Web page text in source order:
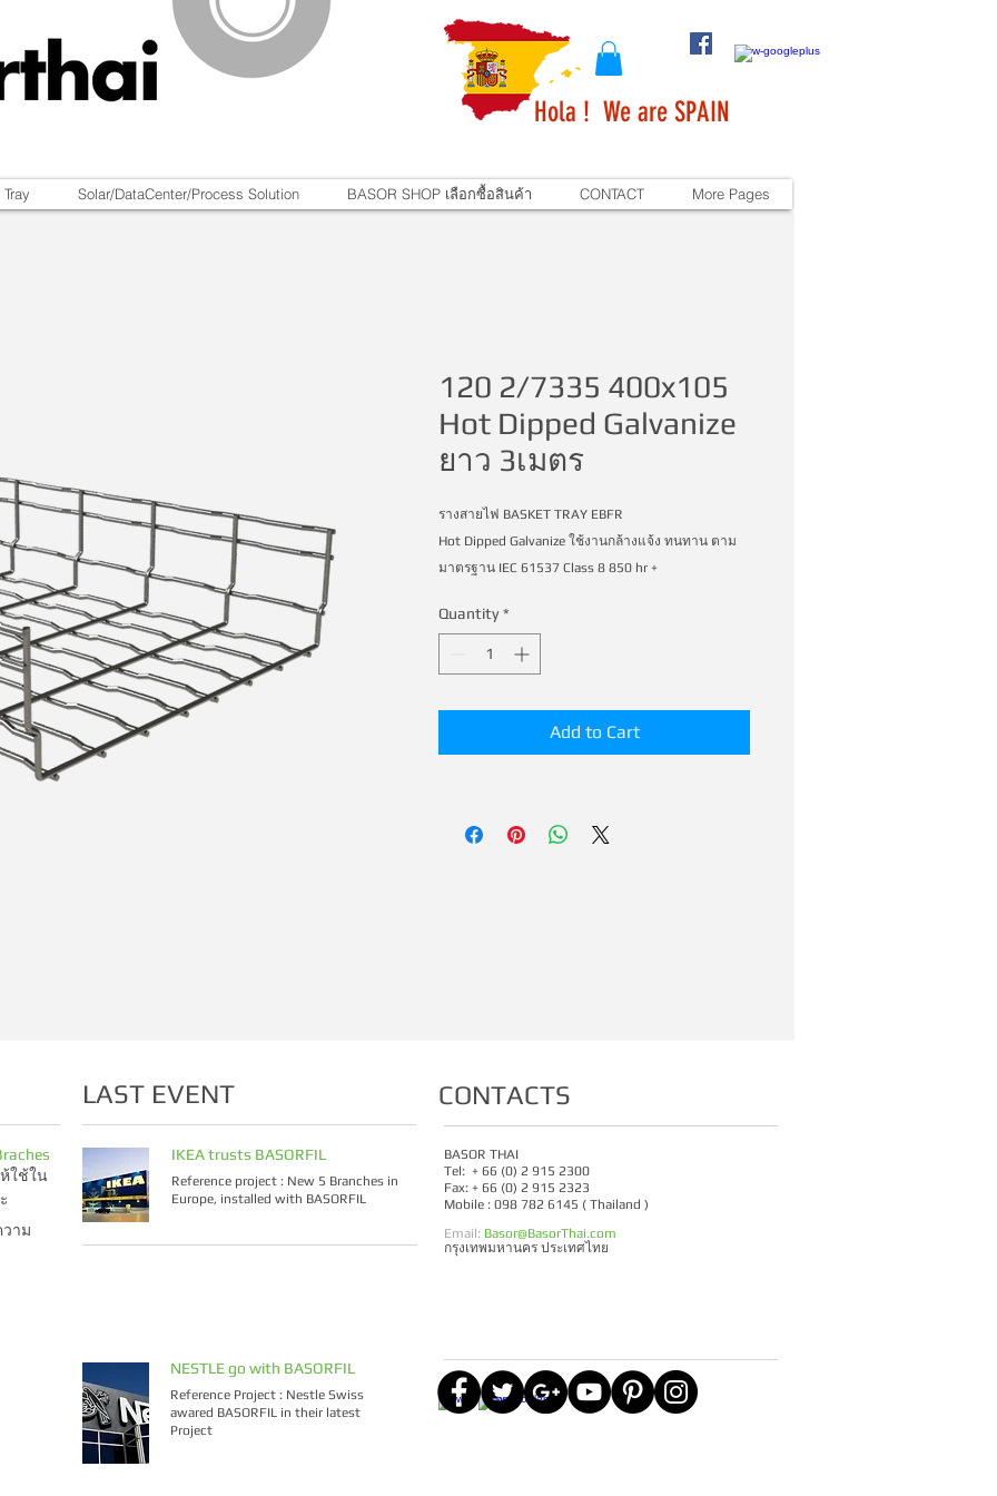
Hola ! We are SPAIN
Solar/DataCenter/Process Solution BASOR SHOP เลือกซื้อสินค้า CONTACT More Pages
120 2/7335 400x105
Hot Dipped Galvanize
ยาว 3เมตร
รางสายไฟ BASKET TRAY EBFR
Hot Dipped Galvanize ใช้งานกล้างแจ้ง ทนทาน ตาม
มาตร​​ฐาน IEC 61537 Class 8 850 hr +
Quantity *
Add to Cart
ห้ใช้ใน
าม
LAST EVENT
IKEA trusts BASORFIL
Reference project : New 5 Branches in
Europe, installed with BASORFIL
CONTACTS
BASOR THAI
Tel: + 66 (0) 2 915 2300
Fax: + 66 (0) 2 915 2323
Mobile : 098 782 6145 ( Thailand )
Email: Basor@BasorThai.com
กรุงเทพมหานคร ประเทศไทย
NESTLE go with BASORFIL
Reference Project : Nestle Swiss
awared BASORFIL in their latest
Project